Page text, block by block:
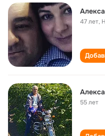
47 лет,
55 лет